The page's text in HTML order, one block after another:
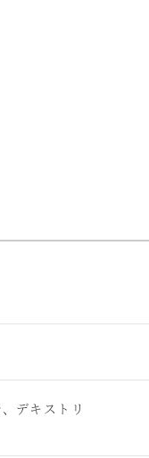
デキストリ